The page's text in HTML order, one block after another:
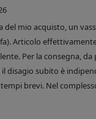
mio acquisto, un
Articolo
Per la consegna,
disagio subito è
brevi. Nel